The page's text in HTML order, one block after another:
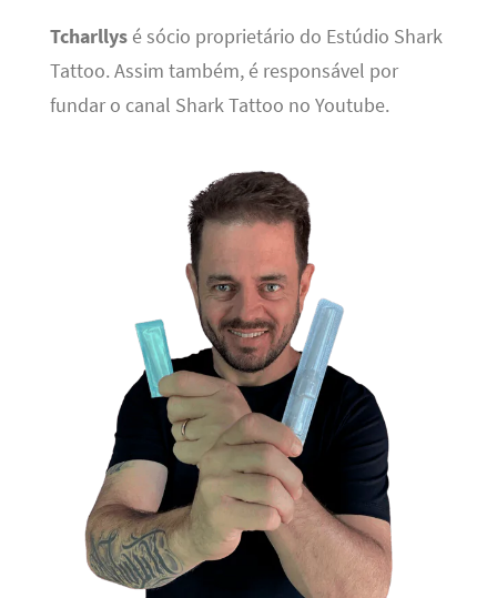
Tcharllysé sócio proprietário do Estúdio Shark
Tattoo. Assim também, é responsável por
fundar o canal Shark Tattoo no Youtube.